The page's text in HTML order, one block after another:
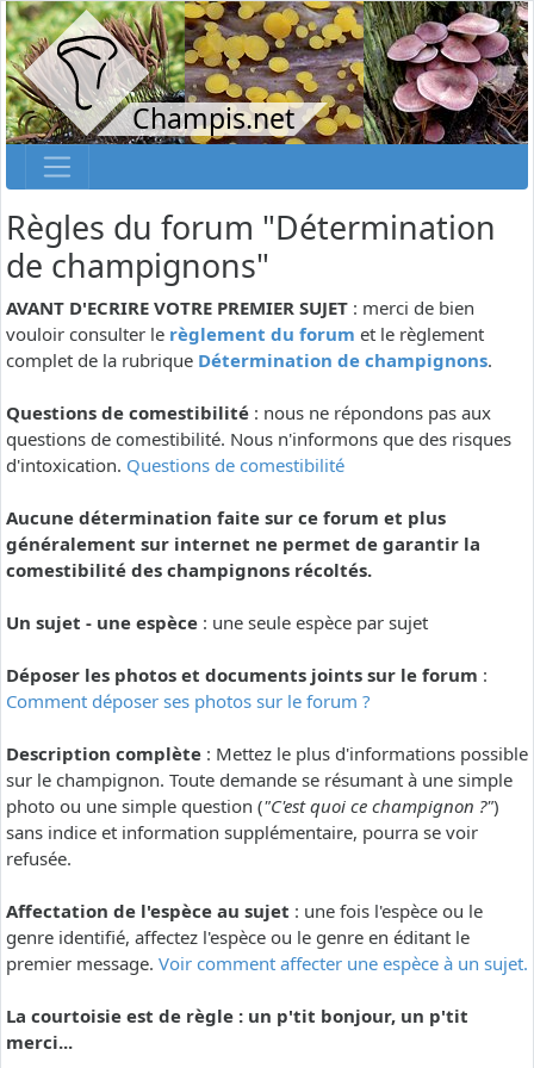
Champis.net
Règles du forum "Détermination
de champignons"
AVANT D'ECRIRE VOTRE PREMIER SUJET : merci de bien
vouloir consulter le règlement du forum et le règlement
complet de la rubrique Détermination de champignons.
Questions de comestibilité : nous ne répondons pas aux
questions de comestibilité. Nous n'informons que des risques
d'intoxication. Questions de comestibilité
Aucune détermination faite sur ce forum et plus
généralement sur internet ne permet de garantir la
comestibilité des champignons récoltés.
Un sujet - une espèce : une seule espèce par sujet
Déposer les photos et documents joints sur le forum :
Comment déposer ses photos sur le forum ?
Description complète : Mettez le plus d'informations possible
sur le champignon. Toute demande se résumant à une simple
photo ou une simple question ("C'est quoi ce champignon ?")
sans indice et information supplémentaire, pourra se voir
refusée.
Affectation de l'espèce au sujet : une fois l'espèce ou le
genre identifié, affectez l'espèce ou le genre en éditant le
premier message. Voir comment affecter une espèce à un sujet.
La courtoisie est de règle : un p'tit bonjour, un p'tit
merci...